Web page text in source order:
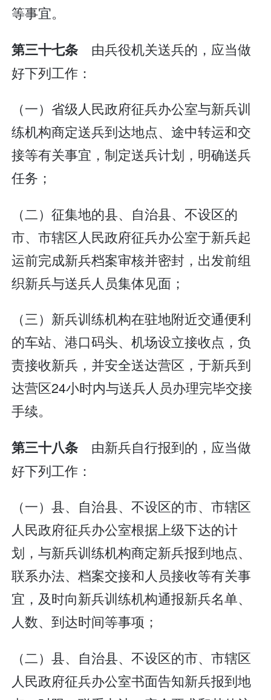
等事宜。
第三十七条 由兵役机关送兵的，应当做
好下列工作：
（一）省级人民政府征兵办公室与新兵训
练机构商定送兵到达地点、途中转运和交
接等有关事宜，制定送兵计划，明确送兵
任务；
（二）征集地的县、自治县、不设区的
市、市辖区人民政府征兵办公室于新兵起
运前完成新兵档案审核并密封，出发前组
织新兵与送兵人员集体见面；
（三）新兵训练机构在驻地附近交通便利
的车站、港口码头、机场设立接收点，负
责接收新兵，并安全送达营区，于新兵到
达营区24小时内与送兵人员办理完毕交接
手续。
第三十八条 由新兵自行报到的，应当做
好下列工作：
（一）县、自治县、不设区的市、市辖区
人民政府征兵办公室根据上级下达的计
划，与新兵训练机构商定新兵报到地点、
联系办法、档案交接和人员接收等有关事
宜，及时向新兵训练机构通报新兵名单、
人数、到达时间等事项；
（二）县、自治县、不设区的市、市辖区
人民政府征兵办公室书面告知新兵报到地